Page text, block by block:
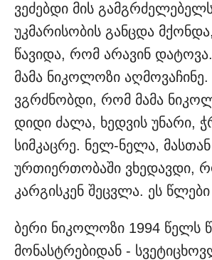
ვეძებდი მის
უკმარისობის განცდა
წავიდა, რომ არავინ
მამა ნიკოლოზი
ვგრძნობდი, რომ მამა
დიდი ძალა, ხედვის უნარი,
სიმკაცრე. ნელ-ნელა, მასთან
ურთიერთობაში ვხედავდი,
კარგისკენ შეცვლა. ეს
ბერი ნიკოლოზი 1994 წელს
მონასტრებიდან -